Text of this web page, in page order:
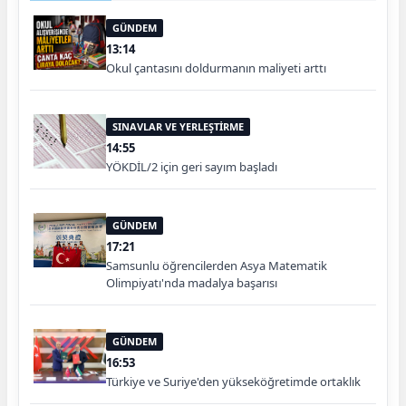
GÜNDEM
13:14
Okul çantasını doldurmanın maliyeti arttı
SINAVLAR VE YERLEŞTİRME
14:55
YÖKDİL/2 için geri sayım başladı
GÜNDEM
17:21
Samsunlu öğrencilerden Asya Matematik
Olimpiyatı'nda madalya başarısı
GÜNDEM
16:53
Türkiye ve Suriye'den yükseköğretimde ortaklık